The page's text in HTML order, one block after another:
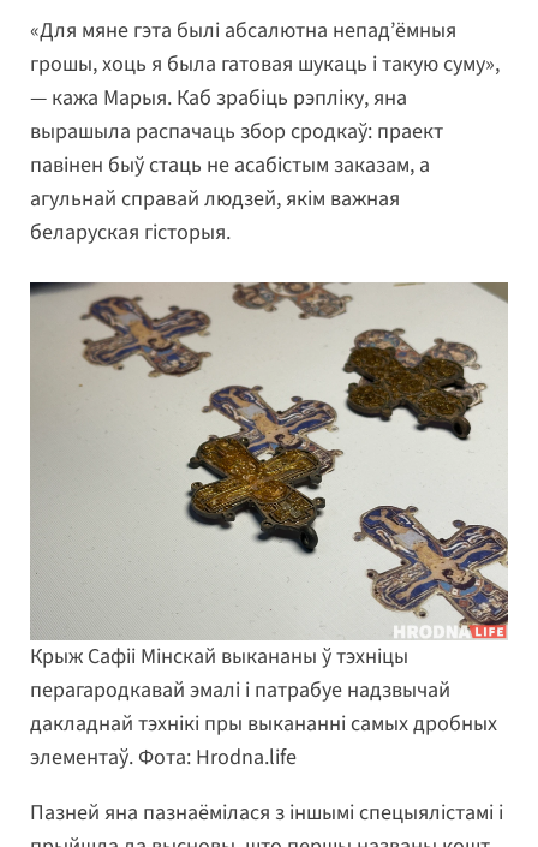
«Для мяне гэта былі абсалютна непад’ёмныя
грошы, хоць я была гатовая шукаць і такую суму»,
— кажа Марыя. Каб зрабіць рэпліку, яна
вырашыла распачаць збор сродкаў: праект
павінен быў стаць не асабістым заказам, а
агульнай справай людзей, якім важная
беларуская гісторыя.
Крыж Сафіі Мінскай выкананы ў тэхніцы
перагародкавай эмалі і патрабуе надзвычай
дакладнай тэхнікі пры выкананні самых дробных
элементаў. Фота: Hrodna.life
Пазней яна пазнаёмілася з іншымі спецыялістамі і